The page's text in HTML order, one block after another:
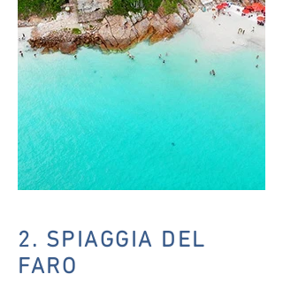
2. SPIAGGIA DEL
FARO